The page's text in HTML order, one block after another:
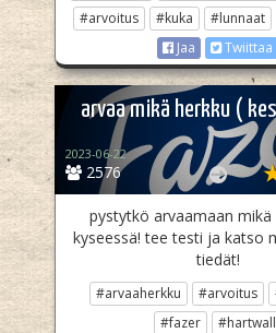
#arvoitus
#kuka #lunnaat
Jaa
Twiittaa
arvaa mikä herkku (
2576
2023-06-22
pystytkö arvaamaan mikä
kyseessä! tee testi ja katso
tiedät!
#arvaaherkku #arvoitus
#fazer
#hartwall